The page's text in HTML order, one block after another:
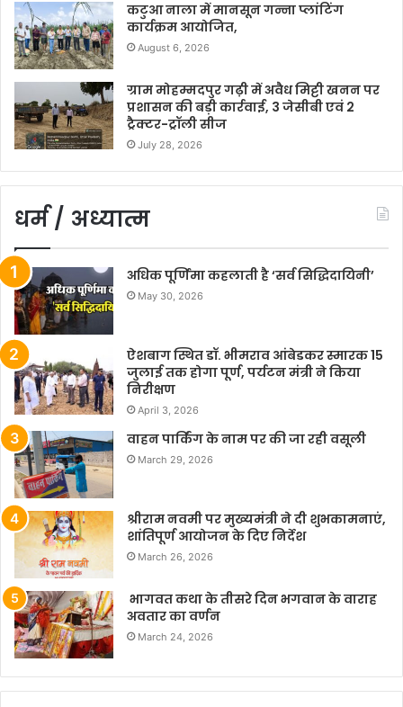
कटुआ नाला में मानसून गन्ना प्लांटिंग
कार्यक्रम आयोजित,
August 6, 2026
ग्राम मोहम्मदपुर गढ़ी में अवैध मिट्टी खनन पर
प्रशासन की बड़ी कार्रवाई, 3 जेसीबी एवं 2
ट्रैक्टर-ट्रॉली सीज
July 28, 2026
धर्म / अध्यात्म
अधिक पूर्णिमा कहलाती है ‘सर्व सिद्धिदायिनी’
May 30, 2026
ऐशबाग स्थित डॉ. भीमराव आंबेडकर स्मारक 15
जुलाई तक होगा पूर्ण, पर्यटन मंत्री ने किया
निरीक्षण
April 3, 2026
वाहन पार्किंग के नाम पर की जा रही वसूली
March 29, 2026
श्रीराम नवमी पर मुख्यमंत्री ने दी शुभकामनाएं,
शांतिपूर्ण आयोजन के दिए निर्देश
March 26, 2026
भागवत कथा के तीसरे दिन भगवान के वाराह
अवतार का वर्णन
March 24, 2026